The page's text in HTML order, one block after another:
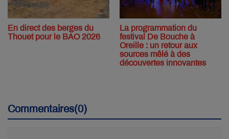
En direct des berges du
Thouet pour le BAO 2026
La programmation du
festival De Bouche à
Oreille : un retour aux
sources mêlé à des
découvertes innovantes
Commentaires(0)